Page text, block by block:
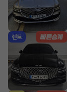
렌트